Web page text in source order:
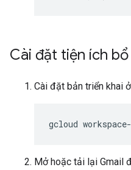
Cài đặt tiện ích
Cài đặt bản triển khai
gcloud
Mở hoặc tải lại Gmail